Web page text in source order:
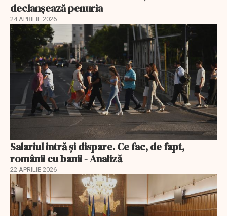
declanșează penuria
24 APRILIE 2026
Salariul intră și dispare. Ce fac, de fapt,
românii cu banii - Analiză
22 APRILIE 2026